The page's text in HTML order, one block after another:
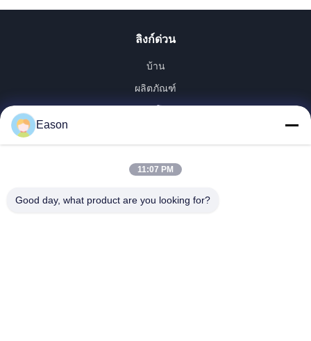
ลิงก์ด่วน
บ้าน
ผลิตภัณฑ์
ควบคุมคุณภาพ
ติดต่อเรา
Eason
11:07 PM
Good day, what product are you looking for?